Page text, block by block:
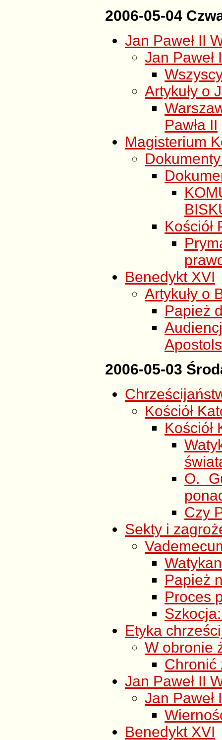
2006-05-04
Jan Paweł II
Jan Paweł
Artykuły o
Pawła II
Magisterium
Kościół
Benedykt XVI
Artykuły o
Papież
2006-05-03
Kościół
Kościół
O.
Czy
Sekty i
Papież
Proces
Etyka
W obronie
Chronić
Jan Paweł II
Jan Paweł
Benedykt XVI